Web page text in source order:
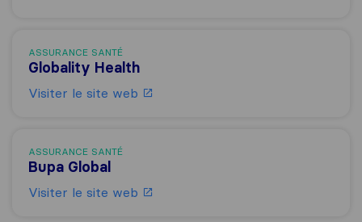
ASSURANCE SANTÉ
Globality Health
Visiter le site web
ASSURANCE SANTÉ
Bupa Global
Visiter le site web